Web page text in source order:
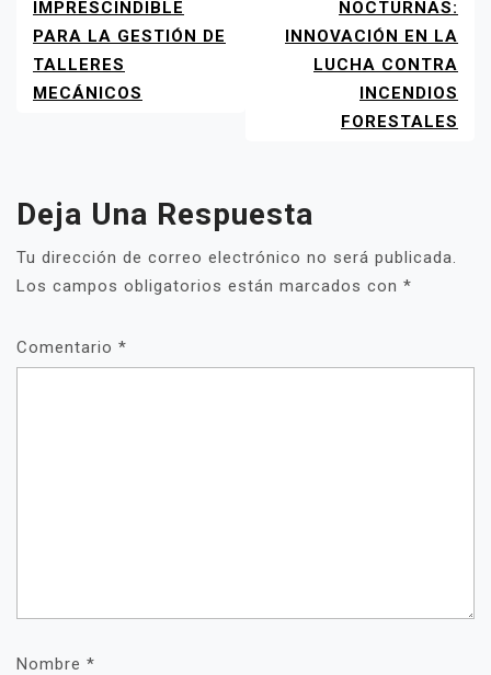
ENTRADAS
IMPRESCINDIBLE
PARA LA GESTIÓN DE
TALLERES
MECÁNICOS
NOCTURNAS:
INNOVACIÓN EN LA
LUCHA CONTRA
INCENDIOS
FORESTALES
Deja Una Respuesta
Tu dirección de correo electrónico no será publicada.
Los campos obligatorios están marcados con *
Comentario *
Nombre *